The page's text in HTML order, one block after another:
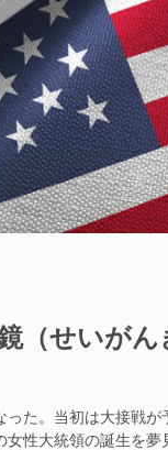
（せいがん
た。当初は大接戦
性大統領の誕生を